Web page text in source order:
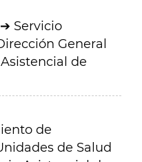
Servicio
General
de
de
de Salud